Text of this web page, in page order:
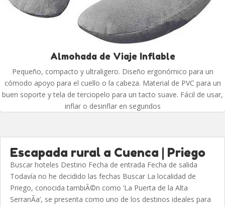
Almohada de Viaje Inflable
Pequeño, compacto y ultraligero. Diseño ergonómico para un
cómodo apoyo para el cuello o la cabeza. Material de PVC para un
buen soporte y tela de terciopelo para un tacto suave. Fácil de usar,
inflar o desinflar en segundos
Escapada rural a Cuenca | Priego
Buscar hoteles Destino Fecha de entrada Fecha de salida
Todavía no he decidido las fechas Buscar La localidad de
Priego, conocida tambiÃ©n como ‘La Puerta de la Alta
SerranÃ­a’, se presenta como uno de los destinos ideales para